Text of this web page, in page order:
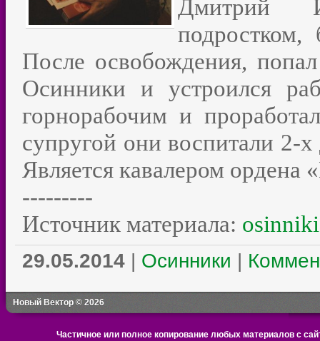
Дмитрий
После освобождения,
Осинники и устроился
горнорабочим и
супругой они воспитали 2-
Является кавалером ордена
---------
Источник материала:
29.05.2014 | Осинники |
Новый Вектор © 2026
Частичное или полное копирование любых материалов с